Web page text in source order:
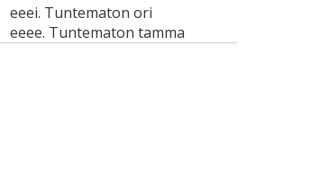
eeei. Tuntematon ori
eeee. Tuntematon tamma